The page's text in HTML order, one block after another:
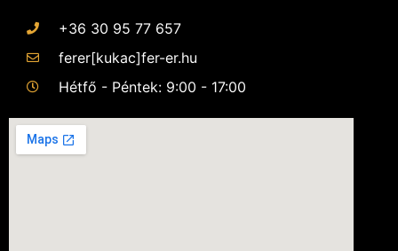
+36 30 95 77 657
ferer[kukac]fer-er.hu
Hétfő - Péntek: 9:00 - 17:00